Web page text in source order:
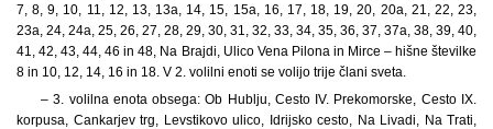
7, 8, 9, 10, 11, 12, 13, 13a, 14, 15, 15a, 16, 17, 18, 19, 20, 20a, 21, 22, 23,
23a, 24, 24a, 25, 26, 27, 28, 29, 30, 31, 32, 33, 34, 35, 36, 37, 37a, 38, 39, 40,
41, 42, 43, 44, 46 in 48, Na Brajdi, Ulico Vena Pilona in Mirce – hišne številke
8 in 10, 12, 14, 16 in 18. V 2. volilni enoti se volijo trije člani sveta.
– 3. volilna enota obsega: Ob Hublju, Cesto IV. Prekomorske, Cesto IX.
korpusa, Cankarjev trg, Levstikovo ulico, Idrijsko cesto, Na Livadi, Na Trati,